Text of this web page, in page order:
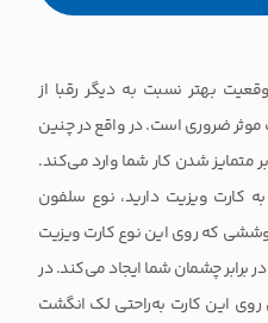
بهتر نسبت به دیگر رقبا از
موثر ضروری است. در واقع در چنین
متمایز شدن کار شما وارد می‌کند.
کارت ویزیت دارید، نوع سلفون
که روی این نوع کارت ویزیت
برابر چشمان شما ایجاد می‌کند. در
روی این کارت به‌راحتی لک انگشت